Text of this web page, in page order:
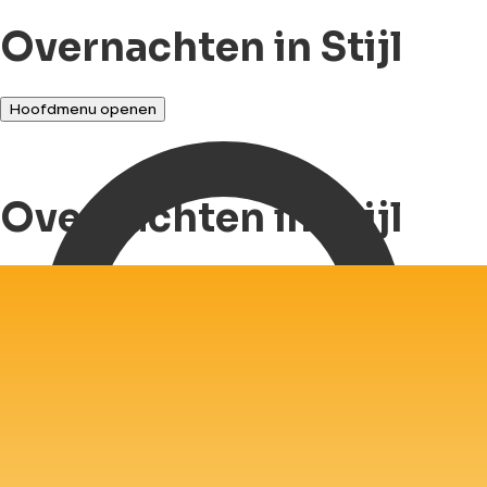
Overnachten in Stijl
Hoofdmenu openen
Overnachten in Stijl